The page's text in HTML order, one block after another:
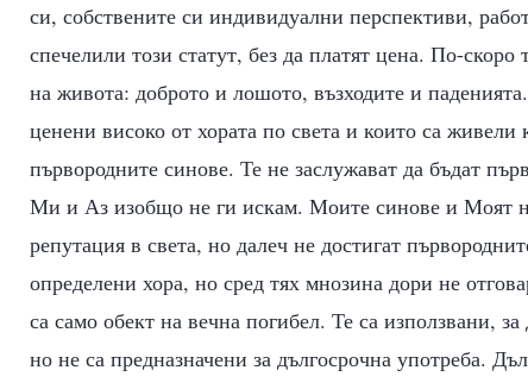
си, собствените си индивидуални перспективи,
спечелили този статут, без да платят цена. По-
на живота: доброто и лошото, възходите и
ценени високо от хората по света и които са
първородните синове. Те не заслужават да бъдат
Ми и Аз изобщо не ги искам. Моите синове и Моят
репутация в света, но далеч не достигат
определени хора, но сред тях мнозина дори не
са само обект на вечна погибел. Те са използвани,
но не са предназначени за дългосрочна употреба.